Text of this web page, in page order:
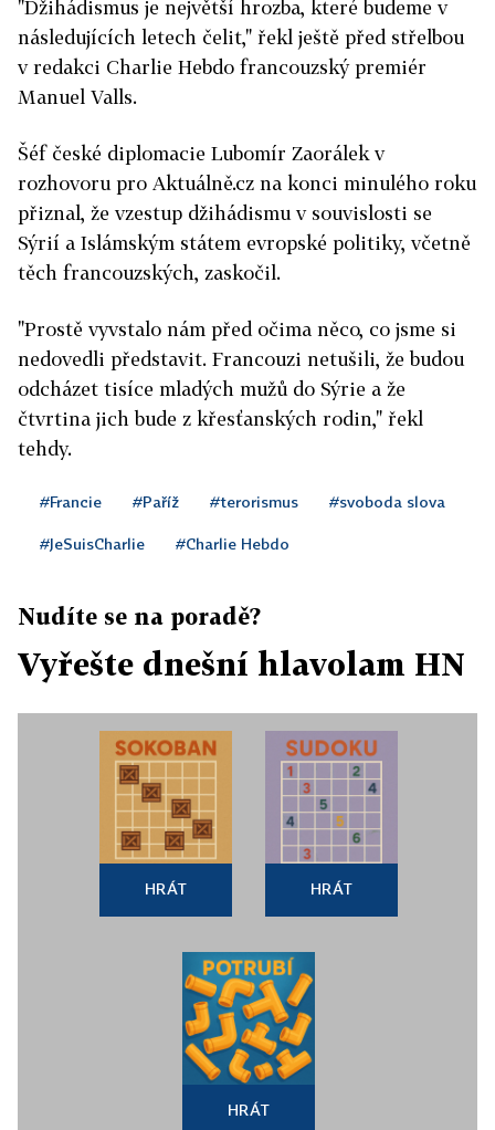
"Džihádismus je největší hrozba, které budeme v
následujících letech čelit," řekl ještě před střelbou
v redakci Charlie Hebdo francouzský premiér
Manuel Valls.
Šéf české diplomacie Lubomír Zaorálek v
rozhovoru pro Aktuálně.cz na konci minulého roku
přiznal, že vzestup džihádismu v souvislosti se
Sýrií a Islámským státem evropské politiky, včetně
těch francouzských, zaskočil.
"Prostě vyvstalo nám před očima něco, co jsme si
nedovedli představit. Francouzi netušili, že budou
odcházet tisíce mladých mužů do Sýrie a že
čtvrtina jich bude z křesťanských rodin," řekl
tehdy.
#Francie #Paříž #terorismus #svoboda slova
#JeSuisCharlie #Charlie Hebdo
Nudíte se na poradě?
Vyřešte dnešní hlavolam HN
HRÁT HRÁT
HRÁT